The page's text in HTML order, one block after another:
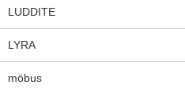
LUDDITE
LYRA
möbus